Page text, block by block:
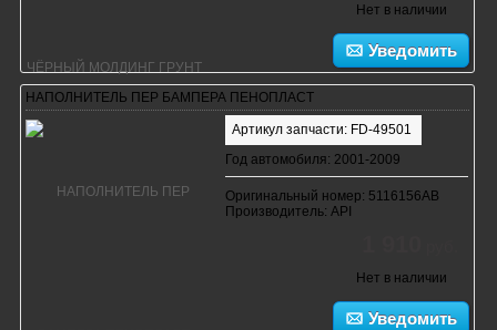
Нет в наличии
Уведомить
НАПОЛНИТЕЛЬ ПЕР БАМПЕРА ПЕНОПЛАСТ
Артикул запчасти: FD-49501
Год автомобиля: 2001-2009
Оригинальный номер: 5116156AB
Производитель: API
Нет в наличии
Уведомить